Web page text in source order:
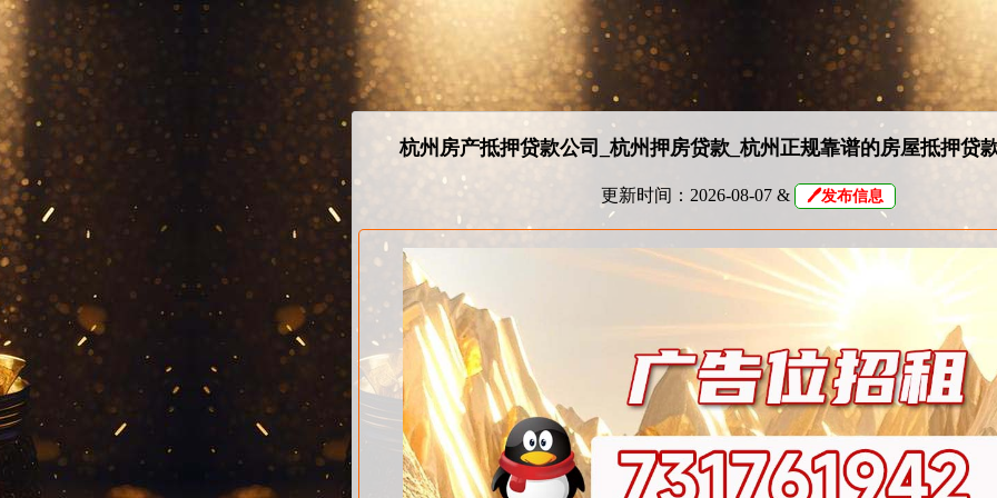
杭州房产抵押贷款公司_杭州押房贷款_杭州正规靠谱的房屋抵押贷
更新时间：2026-08-07 & 🖊发布信息